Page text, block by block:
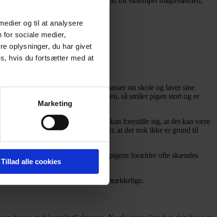
og til at analysere
for sociale medier,
oplysninger, du har givet
hvis du fortsætter med at
Marketing
Tillad alle cookies
andre piger i klassen. Hun passer sin skole og laver sine
er opsøgende i sin kontakt til pigen, så smiler pigen stort og er
sociale liv som teenager, og man kan forestille sig, at det kan være
og relevante og konkluderer, at der nok ikke er grund til
og kokain. Det betyder også, at pigens forældre ofte skændes
og unge, vi møder, er rigtige og tilstrækkelige.